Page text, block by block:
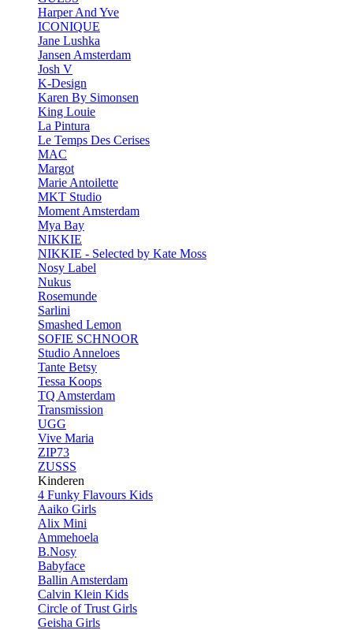
Harper And Yve
ICONIQUE
Jane Lushka
Jansen Amsterdam
Josh V
K-Design
Karen By Simonsen
King Louie
La Pintura
Le Temps Des Cerises
MAC
Margot
Marie Antoilette
MKT Studio
Moment Amsterdam
Mya Bay
NIKKIE
NIKKIE - Selected by Kate Moss
Nosy Label
Nukus
Rosemunde
Sarlini
Smashed Lemon
SOFIE SCHNOOR
Studio Anneloes
Tante Betsy
Tessa Koops
TQ Amsterdam
Transmission
UGG
Vive Maria
ZIP73
ZUSSS
Kinderen
4 Funky Flavours Kids
Aaiko Girls
Alix Mini
Ammehoela
B.Nosy
Babyface
Ballin Amsterdam
Calvin Klein Kids
Circle of Trust Girls
Geisha Girls